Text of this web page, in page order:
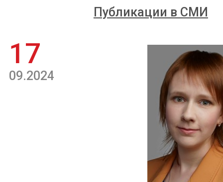
Публикации в СМИ
17
09.2024